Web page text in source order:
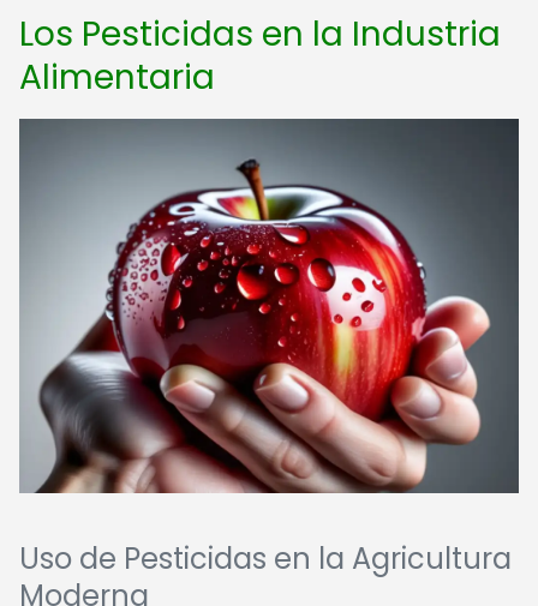
Los Pesticidas en la Industria
Alimentaria
Uso de Pesticidas en la Agricultura
Moderna